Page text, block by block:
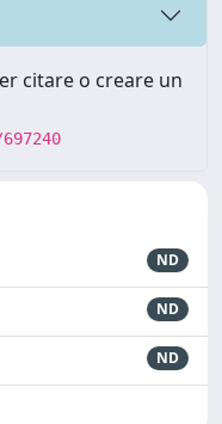
citare o creare un
ND
ND
ND